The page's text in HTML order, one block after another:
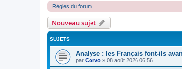
Règles du forum
Nouveau sujet
SUJETS
Analyse : les Français font-ils
par Corvo » 08 août 2026 06:56